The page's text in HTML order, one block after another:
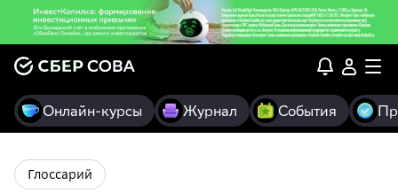
Онлайн-курсы Журнал События
Глоссарий